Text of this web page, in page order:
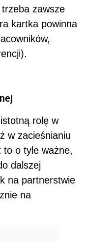
trzeba zawsze
kartka powinna
rolę w
w zacieśnianiu
to o tyle ważne,
dalszej
na partnerstwie
na